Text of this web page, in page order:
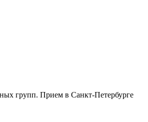
групп. Прием в Санкт-Петербурге